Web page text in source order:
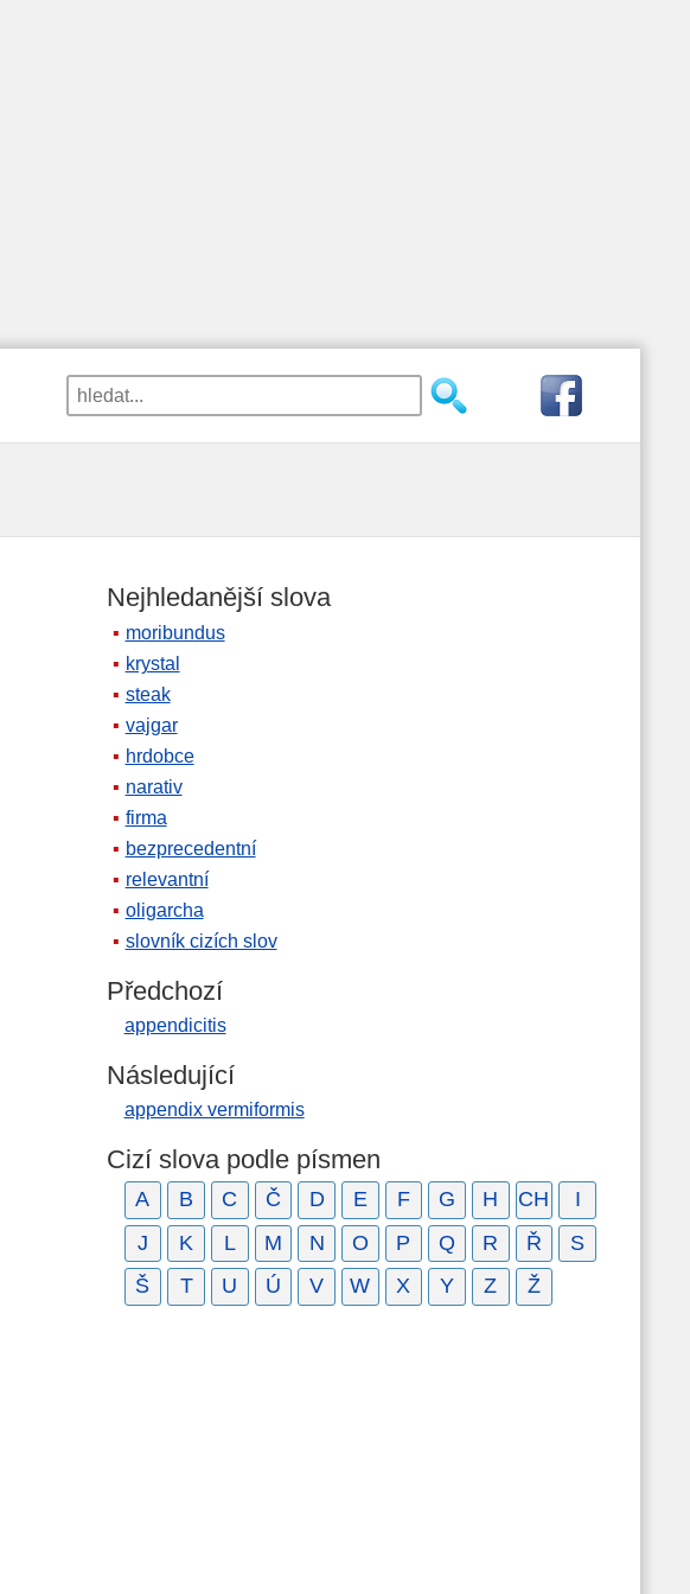
Nejhledanější slova
moribundus
krystal
steak
vajgar
hrdobce
narativ
firma
bezprecedentní
relevantní
oligarcha
slovník cizích slov
Předchozí
appendicitis
Následující
appendix vermiformis
Cizí slova podle písmen
A B C Č D E F G H CH
I
J
K L M N O P Q R Ř
S
Š
T U Ú V W X Y Z Ž